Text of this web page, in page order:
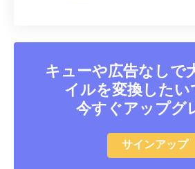
キューや広告なしで
イルを変換したい
今すぐアップグ
サインアップ